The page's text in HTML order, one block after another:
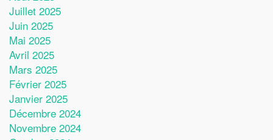
Juillet 2025
Juin 2025
Mai 2025
Avril 2025
Mars 2025
Février 2025
Janvier 2025
Décembre 2024
Novembre 2024